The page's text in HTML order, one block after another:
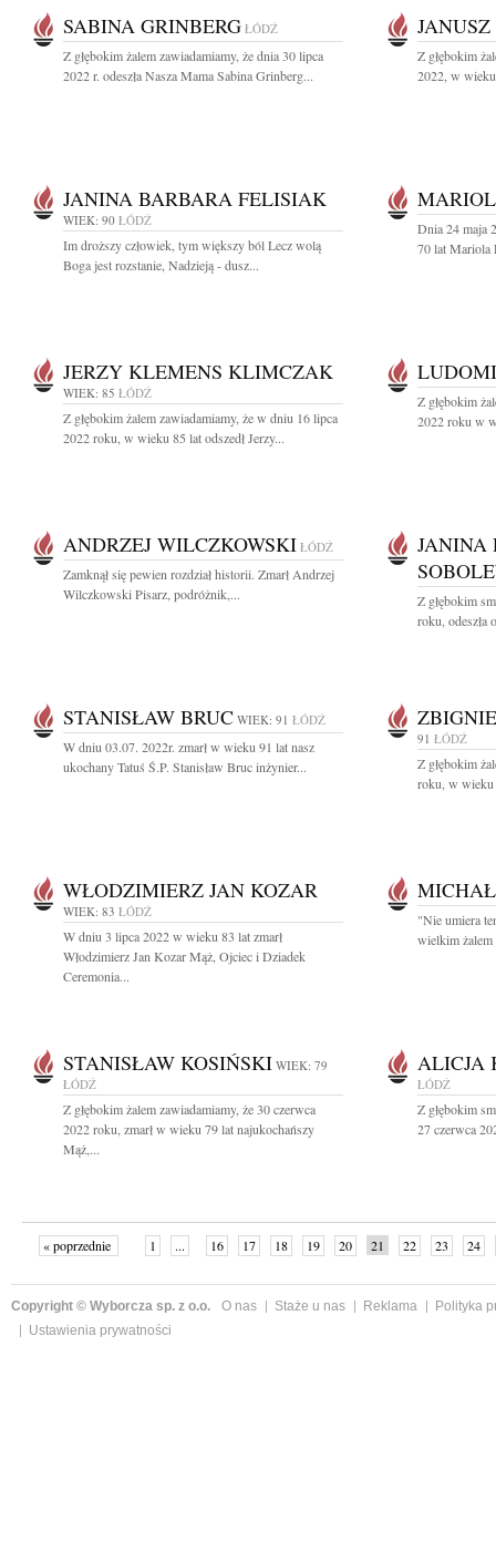
SABINA GRINBERG ŁÓDŹ
Z głębokim żalem zawiadamiamy, że dnia 30 lipca
2022 r. odeszła Nasza Mama Sabina Grinberg...
Z głębokim
2022, w wieku
JANINA BARBARA FELISIAK
WIEK: 90 ŁÓDŹ
Im droższy człowiek, tym większy ból Lecz wolą
Boga jest rozstanie, Nadzieją - dusz...
Dnia 24 maja
70 lat Mariola
JERZY KLEMENS KLIMCZAK
WIEK: 85 ŁÓDŹ
Z głębokim żalem zawiadamiamy, że w dniu 16 lipca
2022 roku, w wieku 85 lat odszedł Jerzy...
Z głębokim
2022 roku w
ANDRZEJ WILCZKOWSKI ŁÓDŹ
Zamknął się pewien rozdział historii. Zmarł Andrzej
Wilczkowski Pisarz, podróżnik,...
JANINA
Z głębokim
roku, odeszła
STANISŁAW BRUC WIEK: 91 ŁÓDŹ
W dniu 03.07. 2022r. zmarł w wieku 91 lat nasz
ukochany Tatuś Ś.P. Stanisław Bruc inżynier...
91 ŁÓDŹ
Z głębokim
roku, w wieku
WŁODZIMIERZ JAN KOZAR
WIEK: 83 ŁÓDŹ
W dniu 3 lipca 2022 w wieku 83 lat zmarł
Włodzimierz Jan Kozar Mąż, Ojciec i Dziadek
Ceremonia...
"Nie umiera
wielkim żalem
STANISŁAW KOSIŃSKI WIEK: 79
ŁÓDŹ
Z głębokim żalem zawiadamiamy, że 30 czerwca
2022 roku, zmarł w wieku 79 lat najukochańszy
Mąż,...
ALICJA
ŁÓDŹ
Z głębokim
27 czerwca
« poprzednie 1 ... 16 17 18 19 20 21 22 23
24
Copyright © Wyborcza sp. z o.o. O nas Staże u nas Reklama
Polityka
Ustawienia prywatności